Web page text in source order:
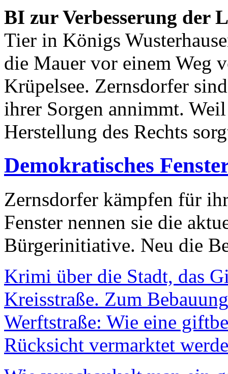
BI zur Verbesserung der
Tier in Königs
die Mauer vor einem Weg
Krüpelsee. Zernsdorfer
ihrer Sorgen annimmt.
Herstellung des Rechts
Demokratisches
Zernsdorfer kämpfen für
Fenster nennen sie die
Bürgerinitiative. Neu die
Krimi über die Stadt, das
Kreisstraße. Zum
Werftstraße: Wie eine
Rücksicht vermarktet